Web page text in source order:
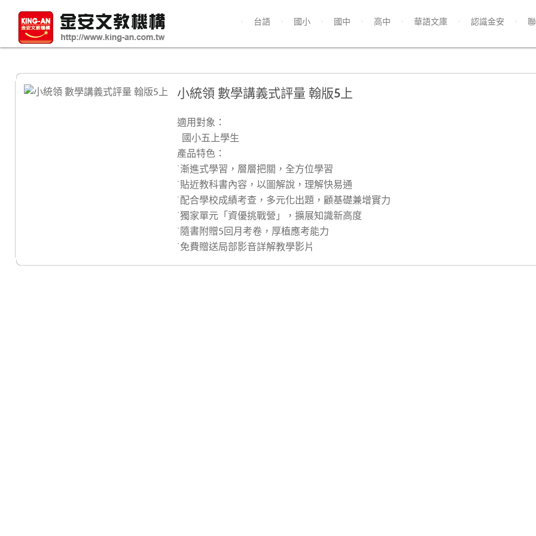
台語 國小 國中 高中 華語文庫 認識金安
小統領 數學講義式評量 翰版5上
適用對象：
國小五上學生
產品特色：
˙漸進式學習，層層把關，全方位學習
˙貼近教科書內容，以圖解說，理解快易通
˙配合學校成績考查，多元化出題，顧基礎兼增實力
˙獨家單元「資優挑戰營」，擴展知識新高度
˙隨書附贈5回月考卷，厚植應考能力
˙免費贈送局部影音詳解教學影片